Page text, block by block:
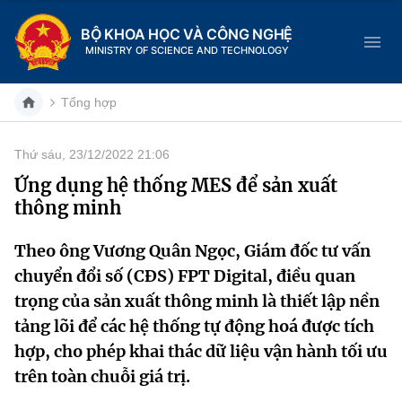
BỘ KHOA HỌC VÀ CÔNG NGHỆ
MINISTRY OF SCIENCE AND TECHNOLOGY
Danh mục
Trang chủ
Giới thiệu
Chức năng nhiệm vụ
Cơ cấu tổ chức
Lịch sử phát triển
Tin tức sự kiện
Khoa học và Công nghệ
Đổi mới sáng tạo
Dịch vụ công
Hệ thống văn bản
Tổng hợp
Thứ sáu, 23/12/2022 21:06
Ứng dụng hệ thống MES để sản xuất
thông minh
Theo ông Vương Quân Ngọc, Giám đốc tư vấn
chuyển đổi số (CĐS) FPT Digital, điều quan
trọng của sản xuất thông minh là thiết lập nền
tảng lõi để các hệ thống tự động hoá được tích
hợp, cho phép khai thác dữ liệu vận hành tối ưu
trên toàn chuỗi giá trị.